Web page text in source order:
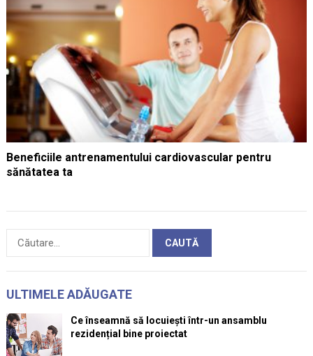
Beneficiile antrenamentului cardiovascular pentru
sănătatea ta
Caută
ULTIMELE ADĂUGATE
Ce înseamnă să locuiești într-un ansamblu
rezidențial bine proiectat